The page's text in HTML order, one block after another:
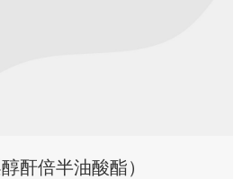
酐倍半油酸酯）